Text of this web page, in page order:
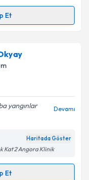
ediyorum.
Et
takvimi talebi
almanız için bir
bilgilendireceğiz.
ilişkin
Aydınlatma
belirtilen
ediyorum.
yangınlar
Devamı
Haritada Göster
Kat 2 Angora Klinik
Et